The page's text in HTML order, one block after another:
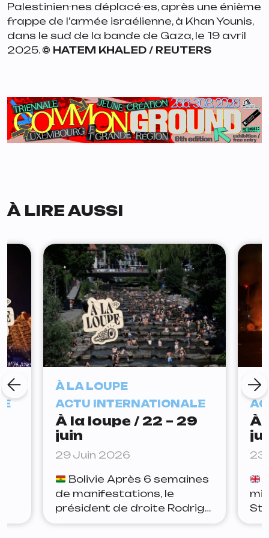
Palestinien·nes déplacé·es, après une énième
frappe de l’armée israélienne, à Khan Younis,
dans le sud de la bande de Gaza, le 19 avril
2025.© HATEM KHALED / REUTERS
À LIRE AUSSI
À LA LOUPE
ACTU INTERNATIONALE
À la loupe / 22 – 29
juin
29 Juin 2026
Bolivie Après 6 semaines
de manifestations, le
président de droite Rodrigo
Paz a signé un accord avec
À
À
23